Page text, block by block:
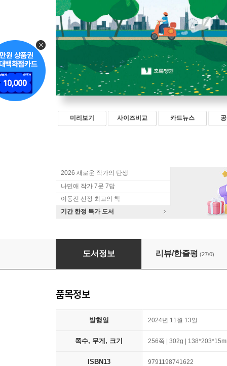
미리보기 사이즈비교 카드뉴스
2026 새로운 작가의 탄생
나민애 작가 7문 7답
이동진 선정 최고의 책
기간 한정 특가 도서
어쩌다 보니, 시카고의 피자 레이디
도서정보 리뷰/한줄평 (27/0)
품목정보
발행일 2024년 11월 13일
쪽수, 무게, 크기 256쪽 | 302g |
ISBN13 9791198741622